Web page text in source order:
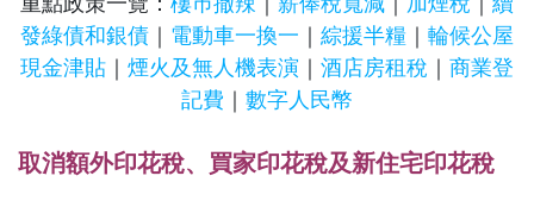
發綠債和銀債 ｜ 電動車一換一 ｜ 綜援半糧 ｜ 輪候公屋
現金津貼 ｜ 煙火及無人機表演 ｜ 酒店房租稅 ｜ 商業登
記費 ｜ 數字人民幣
取消額外印花稅、買家印花稅及新住宅印花稅